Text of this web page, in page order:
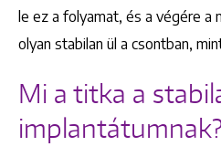
le ez a folyamat, és a végére a
olyan stabilan ül a csontban,
Mi a titka a